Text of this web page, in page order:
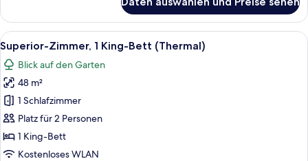
Doppelzimmer,
1 King-
Bett
Alle
Fotos
für
Superior-
Zimmer,
1 King-
Bett
(Thermal)
Ein ordentlich bezogenes Bett mit
13
Superior-Zimmer, 1 King-Bett (Thermal)
Blick auf den Garten
48 m²
1 Schlafzimmer
Platz für 2 Personen
1 King-Bett
Kostenloses WLAN